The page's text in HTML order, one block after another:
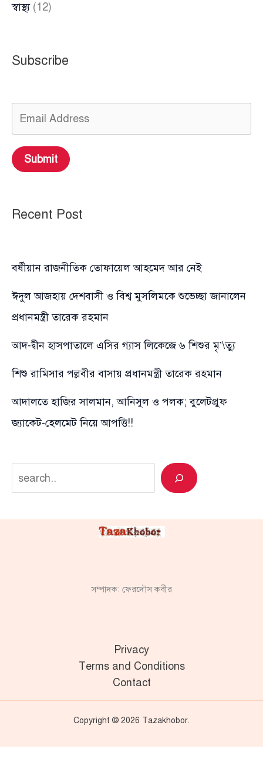
স্বাস্থ্য(12)
Subscribe
Submit
Recent Post
বর্ষীয়ান রাজনীতিক তোফায়েল আহমেদ আর নেই
ঈদুল আজহায় দেশবাসী ও বিশ্ব মুসলিমকে শুভেচ্ছা জানালেন
প্রধানমন্ত্রী তারেক রহমান
আদ-দ্বীন হাসপাতালে এসির গ্যাস লিকেজে ৬ শিশুর মৃ’\ত্যু
শিশু রামিসার পল্লবীর বাসায় প্রধানমন্ত্রী তারেক রহমান
আদালতে হাজির সালমান, আনিসুল ও পলক; বুলেটপ্রুফ
জ্যাকেট-হেলমেট নিয়ে আপত্তি!!
Search
সম্পাদক: ফেরদৌস কবীর
Privacy
Terms and Conditions
Contact
Copyright © 2026 Tazakhobor.